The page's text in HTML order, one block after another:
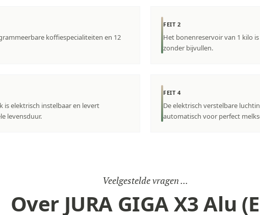
koffiespecialiteiten en 12
FEIT 2
Het bonenreservoir van 1 kilo
zonder bijvullen.
is elektrisch instelbaar en levert
levensduur.
FEIT 4
De elektrisch verstelbare
automatisch voor perfect
Veelgestelde vragen ...
Over JURA GIGA X3 Alu